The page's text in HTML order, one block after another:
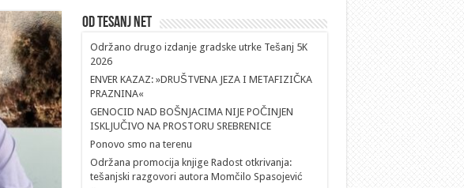
Od Tesanj Net
Održano drugo izdanje gradske utrke Tešanj 5K
2026
ENVER KAZAZ: »DRUŠTVENA JEZA I METAFIZIČKA
PRAZNINA«
GENOCID NAD BOŠNJACIMA NIJE POČINJEN
ISKLJUČIVO NA PROSTORU SREBRENICE
Ponovo smo na terenu
Održana promocija knjige Radost otkrivanja:
tešanjski razgovori autora Momčilo Spasojević